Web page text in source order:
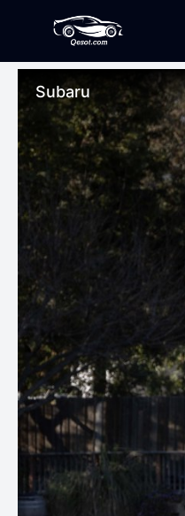
Subaru